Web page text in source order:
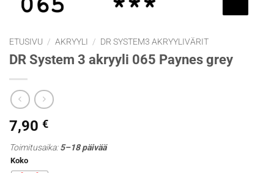
ETUSIVU / AKRYYLI / DR SYSTEM3 AKRYYLIVÄRIT
DR System 3 akryyli 065 Paynes grey
7,90 €
Toimitusaika:5–18 päivää
Koko